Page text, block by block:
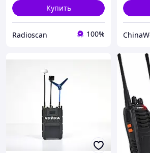
Купить
Radioscan 100%